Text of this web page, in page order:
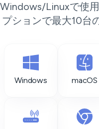
Windows/Linuxで使
プションで最大10台
Windows macOS